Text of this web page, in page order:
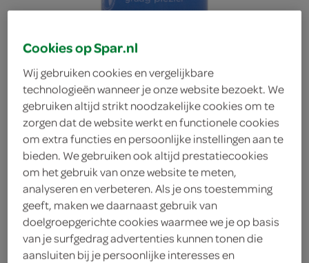
g'woon diervoeder adult
hondenpaté met
runderpens
g'woon
Cookies op Spar.nl
Wij gebruiken cookies en vergelijkbare
technologieën wanneer je onze website bezoekt. We
gebruiken altijd strikt noodzakelijke cookies om te
zorgen dat de website werkt en functionele cookies
om extra functies en persoonlijke instellingen aan te
bieden. We gebruiken ook altijd prestatiecookies
om het gebruik van onze website te meten,
analyseren en verbeteren. Als je ons toestemming
geeft, maken we daarnaast gebruik van
doelgroepgerichte cookies waarmee we je op basis
van je surfgedrag advertenties kunnen tonen die
aansluiten bij je persoonlijke interesses en